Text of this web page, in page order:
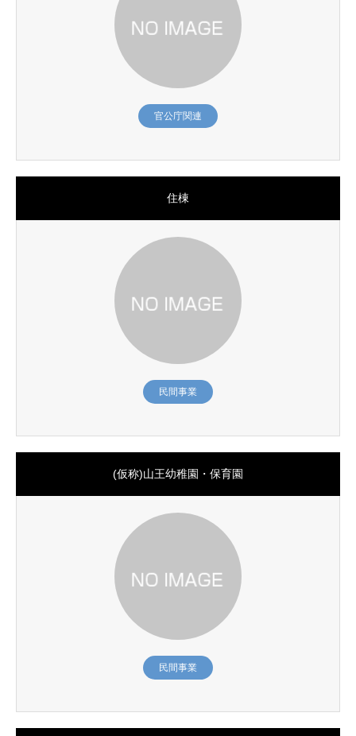
官公庁関連
住棟
民間事業
(仮称)山王幼稚園・保育園
民間事業